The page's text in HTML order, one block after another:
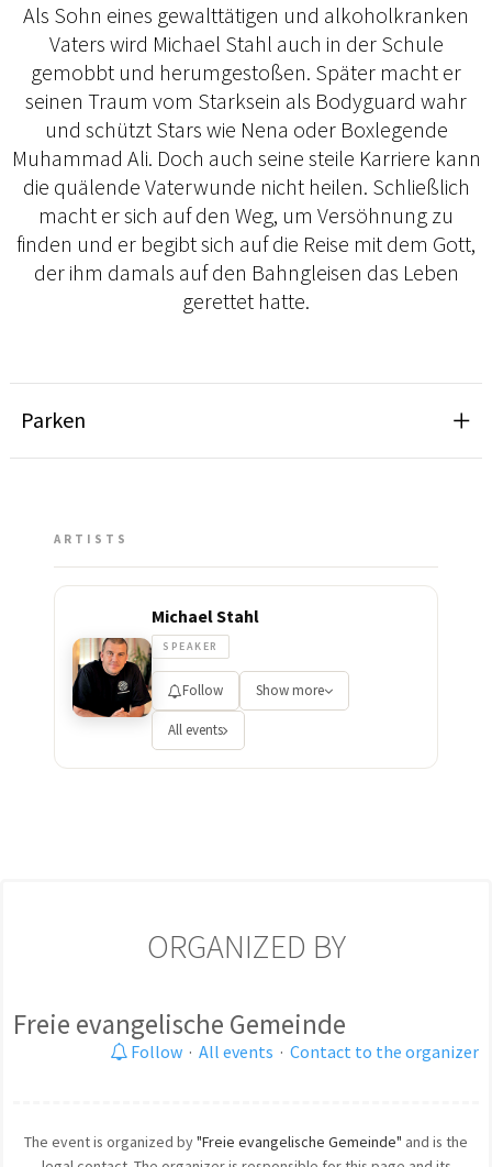
Als Sohn eines gewalttätigen und alkoholkranken
Vaters wird Michael Stahl auch in der Schule
gemobbt und herumgestoßen. Später macht er
seinen Traum vom Starksein als Bodyguard wahr
und schützt Stars wie Nena oder Boxlegende
Muhammad Ali. Doch auch seine steile Karriere kann
die quälende Vaterwunde nicht heilen. Schließlich
macht er sich auf den Weg, um Versöhnung zu
finden und er begibt sich auf die Reise mit dem Gott,
der ihm damals auf den Bahngleisen das Leben
gerettet hatte.
Parken
ARTISTS
Michael Stahl
SPEAKER
Follow Show more
All events
ORGANIZED BY
Freie evangelische Gemeinde
Follow · All events · Contact to the organizer
The event is organized by"Freie evangelische Gemeinde" and is the